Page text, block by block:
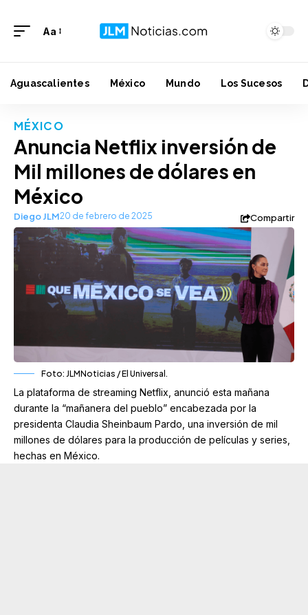
Aa
Aguascalientes México Mundo Los Sucesos
MÉXICO
Anuncia Netflix inversión de
Mil millones de dólares en
México
Diego JLM20 de febrero de 2025 Compartir
Foto: JLMNoticias / El Universal.
La plataforma de streaming Netflix, anunció esta mañana
durante la “mañanera del pueblo” encabezada por la
presidenta Claudia Sheinbaum Pardo, una inversión de mil
millones de dólares para la producción de películas y series,
hechas en México.